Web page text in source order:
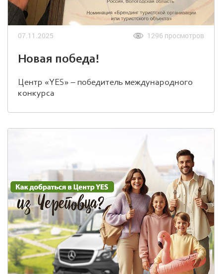
07.11.2025 1296 просмотров
Новая победа!
Центр «YES» – победитель международного
конкурса